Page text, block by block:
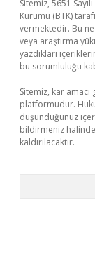
Sitemiz, 5651
Kurumu (BTK)
vermektedir. Bu
veya araştırma
yazdıkları
bu sorumluluğu
Sitemiz, kar
platformudur.
düşündüğünüz
bildirmeniz
kaldırılacaktır.